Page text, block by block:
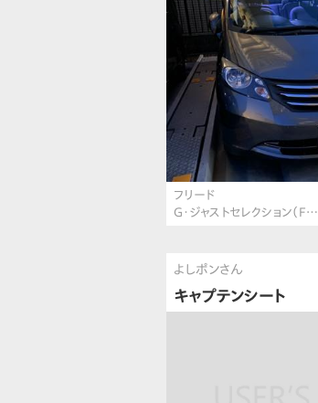
フリード
G・ジャストセレクション（F…
よしポンさん
キャプテンシート